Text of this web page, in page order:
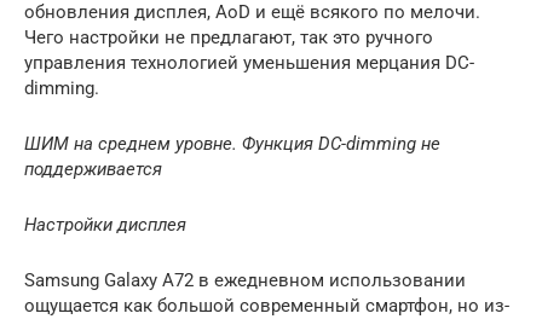
обновления дисплея, AoD и ещё всякого по мелочи.
Чего настройки не предлагают, так это ручного
управления технологией уменьшения мерцания DC-
dimming.
ШИМ на среднем уровне. Функция DC-dimming не
поддерживается
Настройки дисплея
Samsung Galaxy A72 в ежедневном использовании
ощущается как большой современный смартфон, но из-